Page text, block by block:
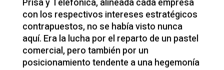
Prisa y Telefónica, alineada cada empresa
con los respectivos intereses estratégicos
contrapuestos, no se había visto nunca
aquí. Era la lucha por el reparto de un pastel
comercial, pero también por un
posicionamiento tendente a una hegemonía